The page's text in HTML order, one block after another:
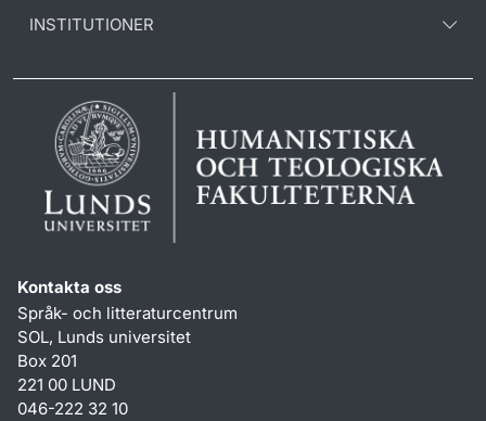
INSTITUTIONER
Kontakta oss
Språk- och litteraturcentrum
SOL, Lunds universitet
Box 201
221 00 LUND
046-222 32 10